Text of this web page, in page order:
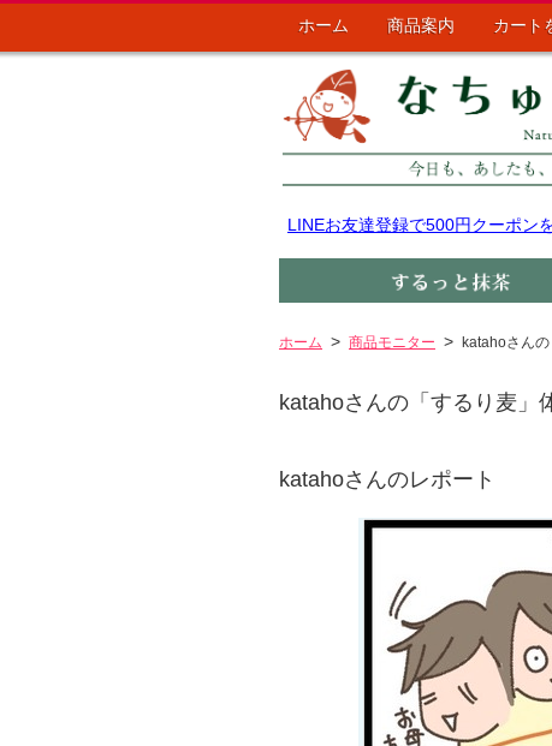
ホーム 商品案内 カート
LINEお友達登録で500円クーポン
ホーム 商品モニター katahoさん
katahoさんの「するり麦」
katahoさんのレポート